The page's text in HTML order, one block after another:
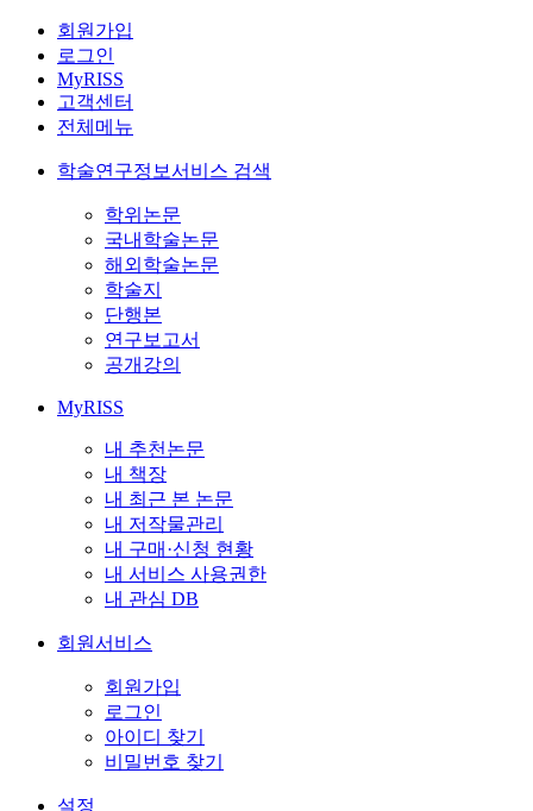
회원가입
로그인
MyRISS
고객센터
전체메뉴
학술연구정보서비스 검색
학위논문
국내학술논문
해외학술논문
학술지
단행본
연구보고서
공개강의
MyRISS
내 추천논문
내 책장
내 최근 본 논문
내 저작물관리
내 구매·신청 현황
내 서비스 사용권한
내 관심 DB
회원서비스
회원가입
로그인
아이디 찾기
비밀번호 찾기
설정